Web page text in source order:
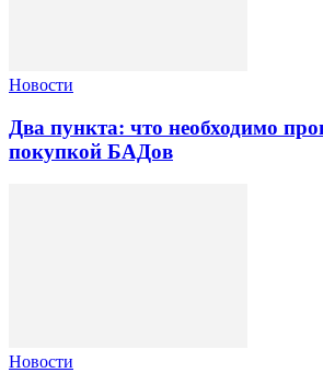
Новости
Два пункта: что необходимо
покупкой БАДов
Новости